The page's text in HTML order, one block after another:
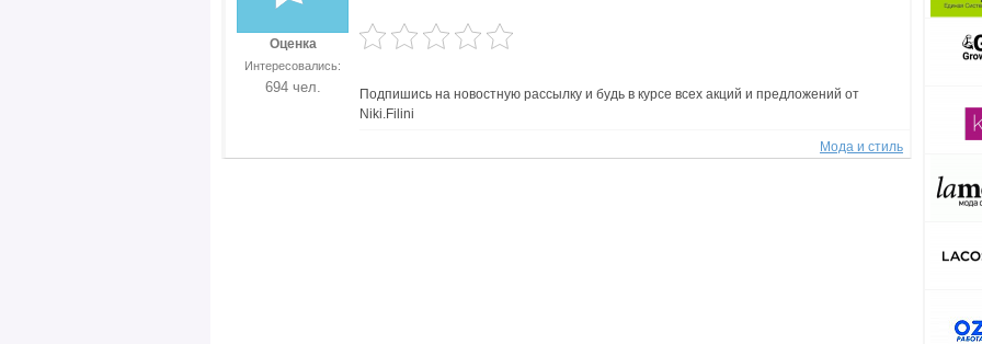
Оценка
Интересовались:
694 чел.
Подпишись на новостную рассылку и будь в курсе всех акций и предложений от
Niki.Filini
Мода и стиль